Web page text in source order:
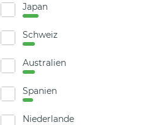
Japan
Schweiz
Australien
Spanien
Niederlande